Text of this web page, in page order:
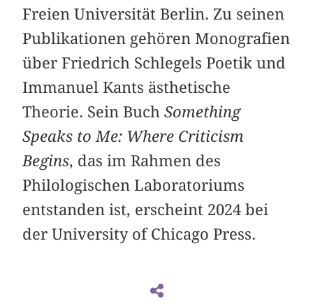
Freien Universität Berlin. Zu seinen
Publikationen gehören Monografien
über Friedrich Schlegels Poetik und
Immanuel Kants ästhetische
Theorie. Sein BuchSomething
Speaks to Me: Where Criticism
Begins, das im Rahmen des
Philologischen Laboratoriums
entstanden ist, erscheint 2024 bei
der University of Chicago Press.